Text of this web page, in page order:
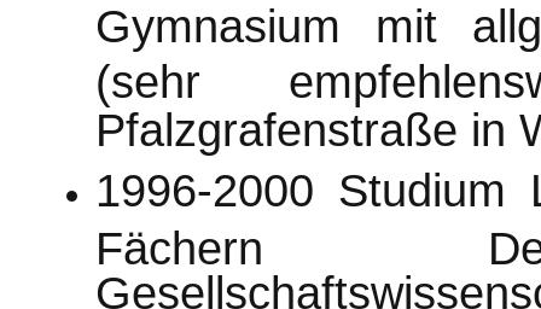
Gymnasium mit
(sehr
Pfalzgrafenstraße in
1996-2000 Studium
Fächern